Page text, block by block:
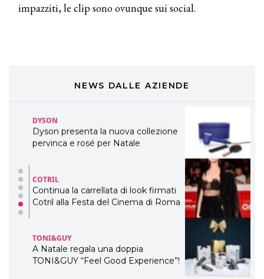
impazziti, le clip sono ovunque sui social.
NEWS DALLE AZIENDE
Cosmprof Worldwide Bologna
presenta THE BEAUTY &
pervinca e rosé per Natale
COTRIL
Continua la carrellata di look firmati
Cotril alla Festa del Cinema di Roma
TONI&GUY
A Natale regala una doppia
TONI&GUY “Feel Good Experience”!
LABEL.M lancia la sua innovativa ed
eco-sostenibile linea di prodotti
professionali